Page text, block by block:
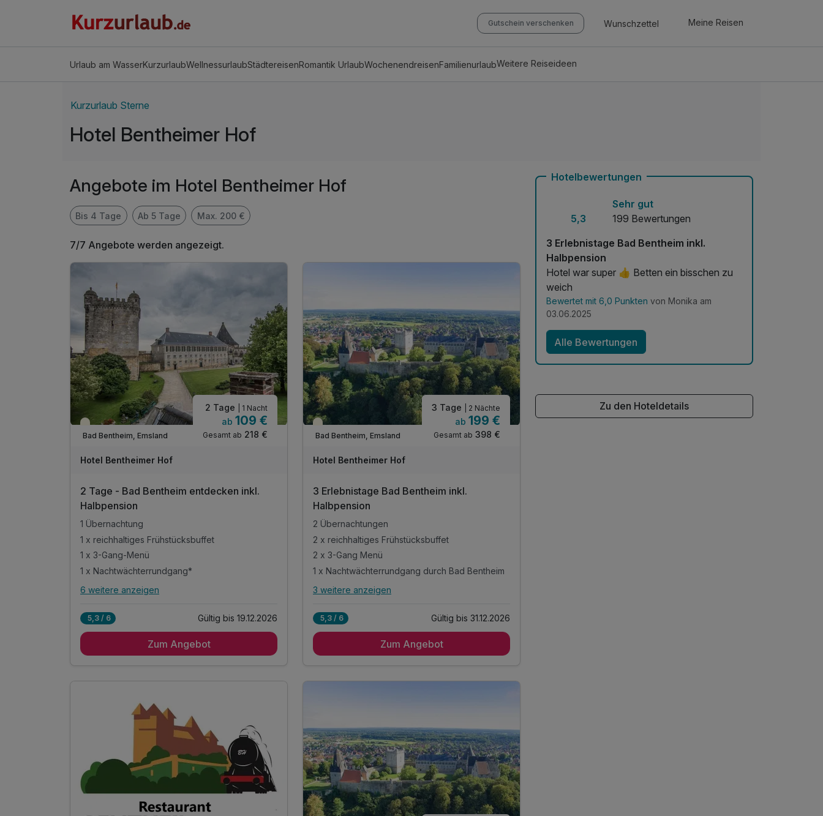
Gutschein verschenken Wunschzettel Meine Reisen
Urlaub am WasserKurzurlaubWellnessurlaubStädtereisenRomantik UrlaubWochenendreisenFamilienurlaubWeitere Reiseideen
Kurzurlaub Sterne
Hotel Bentheimer Hof
Angebote im Hotel Bentheimer Hof
Bis 4 Tage Ab 5 Tage Max. 200 €
7/7 Angebote werden angezeigt.
Teilweise ausgelastet
Bad Bentheim, Emsland
2 Tage | 1 Nacht
ab 109 €
Gesamt ab 218 €
Hotel Bentheimer Hof
2 Tage - Bad Bentheim entdecken inkl.
Halbpension
1 Übernachtung
1 x reichhaltiges Frühstücksbuffet
1 x 3-Gang-Menü
1 x Nachtwächterrundgang*
Alle Inklusivleistungen
1 x reichhaltiges Frühstücksbuffet
1 x Bentheimer Gästekarte
inkl. 25% Rabatt im Tierpark Nordhorn
inkl. 50% Rabatt im Rock & Pop Museum Gronau
inkl. W-Lan
Familienspaß o. Zeit zu zweit - Alles ist möglich
6 weitere anzeigen
5,3 / 6 Gültig bis 19.12.2026
Zum Angebot
Teilweise ausgelastet
Bad Bentheim, Emsland
3 Tage | 2 Nächte
ab 199 €
Gesamt ab 398 €
Hotel Bentheimer Hof
3 Erlebnistage Bad Bentheim inkl.
Halbpension
2 Übernachtungen
2 x reichhaltiges Frühstücksbuffet
2 x 3-Gang Menü
1 x Nachtwächterrundgang durch Bad Bentheim
Alle Inklusivleistungen
2 x reichhaltiges Frühstücksbuffet
3 weitere anzeigen
5,3 / 6 Gültig bis 31.12.2026
Zum Angebot
Hotelbewertungen
5,3
Sehr gut
199 Bewertungen
3 Erlebnistage Bad Bentheim inkl.
Halbpension
Hotel war super 👍 Betten ein bisschen zu
weich
Bewertet mit 6,0 Punkten von Monika am
03.06.2025
Alle Bewertungen
Zu den Hoteldetails